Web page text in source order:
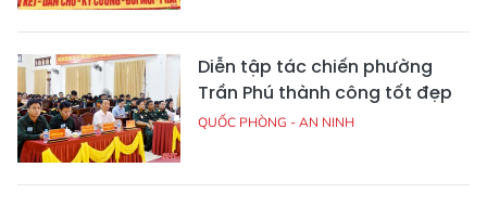
Diễn tập tác chiến phường
Trần Phú thành công tốt đẹp
QUỐC PHÒNG - AN NINH